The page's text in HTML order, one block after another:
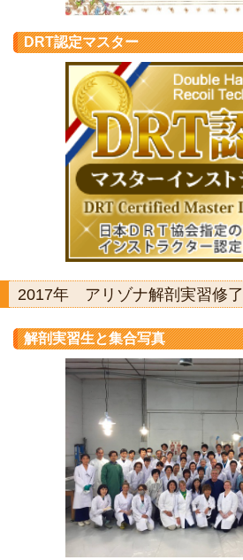
DRT認定マスター
2017年 アリゾナ解剖実習修了
解剖実習生と集合写真